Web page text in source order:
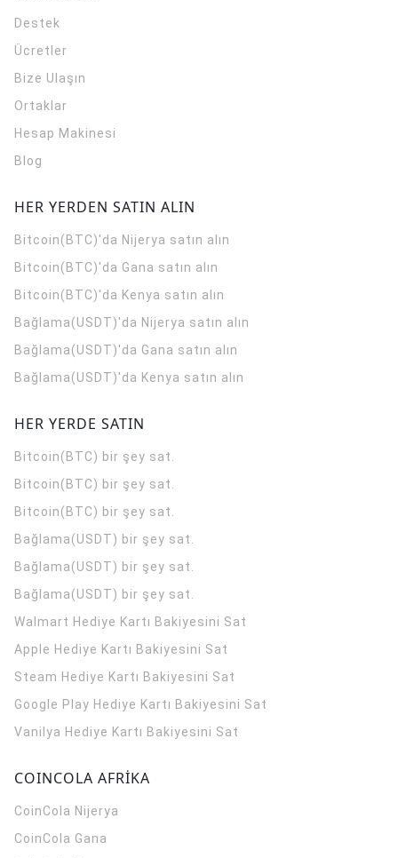
Destek
Ücretler
Bize Ulaşın
Ortaklar
Hesap Makinesi
Blog
HER YERDEN SATIN ALIN
Bitcoin(BTC)'da Nijerya satın alın
Bitcoin(BTC)'da Gana satın alın
Bitcoin(BTC)'da Kenya satın alın
Bağlama(USDT)'da Nijerya satın alın
Bağlama(USDT)'da Gana satın alın
Bağlama(USDT)'da Kenya satın alın
HER YERDE SATIN
Bitcoin(BTC) bir şey sat.
Bitcoin(BTC) bir şey sat.
Bitcoin(BTC) bir şey sat.
Bağlama(USDT) bir şey sat.
Bağlama(USDT) bir şey sat.
Bağlama(USDT) bir şey sat.
Walmart Hediye Kartı Bakiyesini Sat
Apple Hediye Kartı Bakiyesini Sat
Steam Hediye Kartı Bakiyesini Sat
Google Play Hediye Kartı Bakiyesini Sat
Vanilya Hediye Kartı Bakiyesini Sat
COINCOLA AFRİKA
CoinCola Nijerya
CoinCola Gana